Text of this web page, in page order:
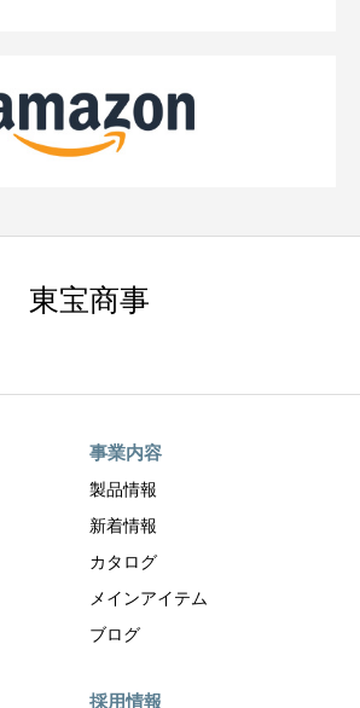
東宝商事
事業内容
製品情報
新着情報
カタログ
メインアイテム
ブログ
採用情報